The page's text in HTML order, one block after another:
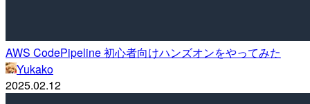
AWS CodePipeline 初心者向けハンズオンをやってみた
Yukako
2025.02.12